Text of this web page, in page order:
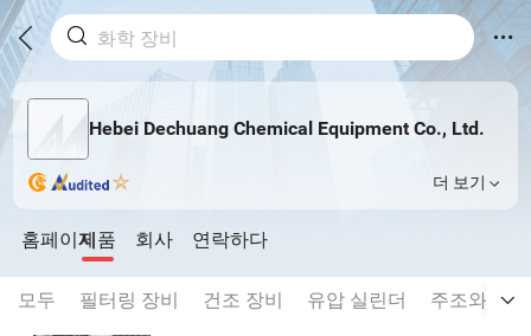
Hebei Dechuang Chemical Equipment Co., Ltd.
더 보기
홈페이지제품 회사 연락하다
모두 필터링 장비 건조 장비 유압 실린더
주조와 스